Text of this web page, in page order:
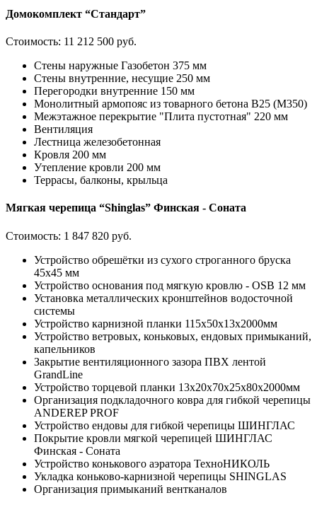
Домокомплект “Стандарт”
Стоимость: 11 212 500 руб.
Стены наружные Газобетон 375 мм
Стены внутренние, несущие 250 мм
Перегородки внутренние 150 мм
Монолитный армопояс из товарного бетона В25 (М350)
Межэтажное перекрытие "Плита пустотная" 220 мм
Вентиляция
Лестница железобетонная
Кровля 200 мм
Утепление кровли 200 мм
Террасы, балконы, крыльца
Мягкая черепица “Shinglas” Финская - Соната
Стоимость: 1 847 820 руб.
Устройство обрешётки из сухого строганного бруска
45х45 мм
Устройство основания под мягкую кровлю - OSB 12 мм
Установка металлических кронштейнов водосточной
системы
Устройство карнизной планки 115x50x13х2000мм
Устройство ветровых, коньковых, ендовых примыканий,
капельников
Закрытие вентиляционного зазора ПВХ лентой
GrandLine
Устройство торцевой планки 13x20x70x25x80х2000мм
Организация подкладочного ковра для гибкой черепицы
ANDEREP PROF
Устройство ендовы для гибкой черепицы ШИНГЛАС
Покрытие кровли мягкой черепицей ШИНГЛАС
Финская - Соната
Устройство конькового аэратора ТехноНИКОЛЬ
Укладка коньково-карнизной черепицы SHINGLAS
Организация примыканий вентканалов